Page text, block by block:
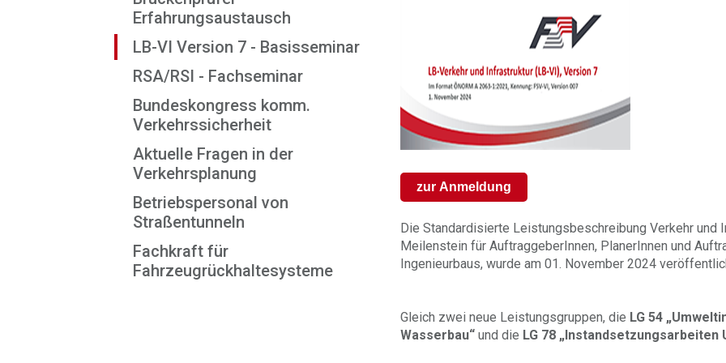
Erfahrungsaustausch
LB-VI Version 7 - Basisseminar
RSA/RSI - Fachseminar
Bundeskongress komm.
Verkehrssicherheit
Aktuelle Fragen in der
Verkehrsplanung
Betriebspersonal von
Straßentunneln
Fachkraft für
Fahrzeugrückhaltesysteme
zur Anmeldung
Die Standardisierte Leistungsbeschreibung Verkehr und
Meilenstein für AuftraggeberInnen, PlanerInnen und
Ingenieurbaus, wurde am 01. November 2024
Gleich zwei neue Leistungsgruppen, die LG 54
Wasserbau“ und die LG 78 „Instandsetzungsarbeiten